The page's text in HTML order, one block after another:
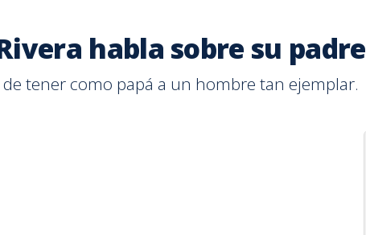
habla sobre su padre
tener como papá a un hombre tan ejemplar.